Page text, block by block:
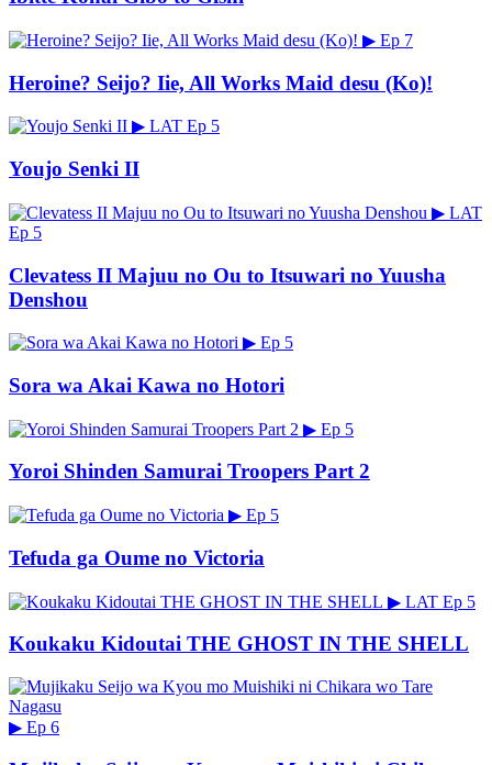
▶ Ep 7
Heroine? Seijo? Iie, All Works Maid desu (Ko)!
▶ LAT Ep 5
Youjo Senki II
▶ LAT
Ep 5
Clevatess II Majuu no Ou to Itsuwari no Yuusha
Denshou
▶ Ep 5
Sora wa Akai Kawa no Hotori
▶ Ep 5
Yoroi Shinden Samurai Troopers Part 2
▶ Ep 5
Tefuda ga Oume no Victoria
▶ LAT Ep 5
Koukaku Kidoutai THE GHOST IN THE SHELL
▶ Ep 6